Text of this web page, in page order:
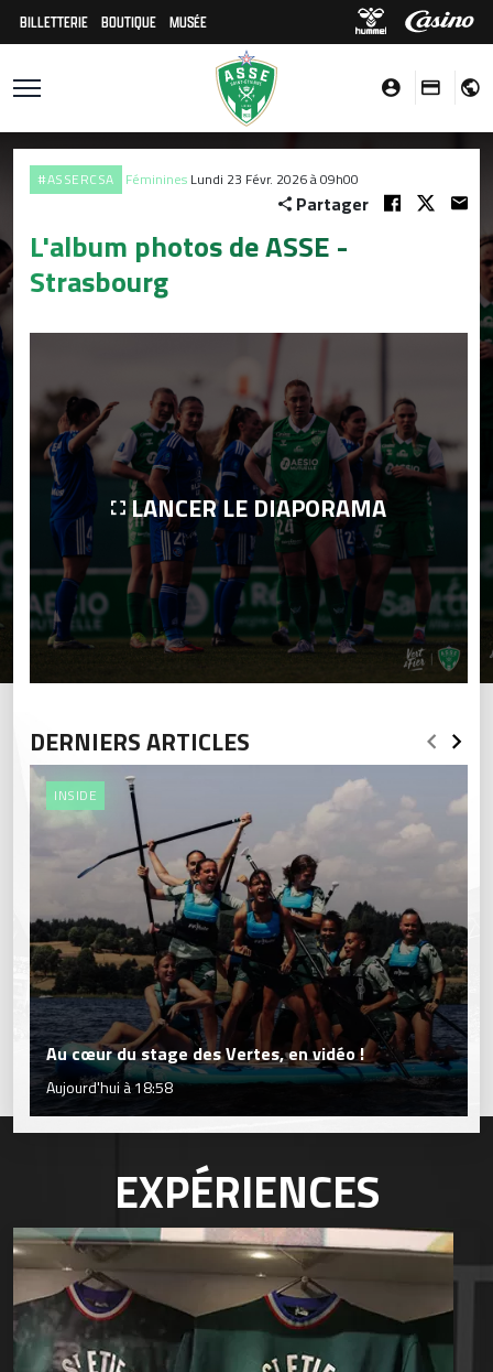
BILLETTERIE BOUTIQUE MUSÉE
#ASSERCSA Féminines Lundi 23 Févr. 2026 à 09h00
Partager
L'album photos de ASSE -
Strasbourg
LANCER LE DIAPORAMA
DERNIERS ARTICLES
INSIDE
Au cœur du stage des Vertes, en vidéo !
Aujourd'hui à 18:58
EXPÉRIENCES